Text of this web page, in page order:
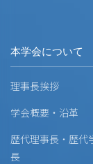
本学会について
理事長挨拶
学会概要・沿革
歴代理事長・歴代
長